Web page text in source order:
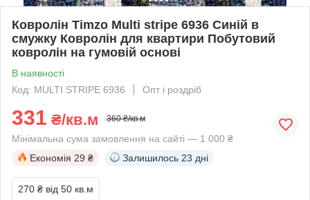
Ковролін Timzo Multi stripe 6936 Синій в
смужку Ковролін для квартири Побутовий
ковролін на гумовій основі
В наявності
Код: MULTI STRIPE 6936
Опт і роздріб
331 ₴/кв.м 360 ₴/кв.м
Мінімальна сума замовлення на сайті — 1 000 ₴
Економія 29 ₴ Залишилось 23 дні
270 ₴ від 50 кв.м